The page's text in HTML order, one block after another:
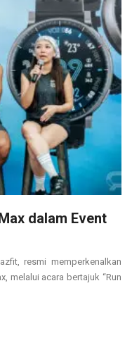
dalam Event
resmi memperkenalkan
melalui acara bertajuk “Run